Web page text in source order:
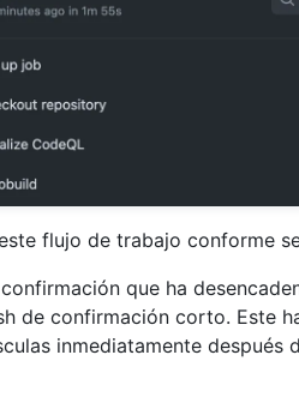
flujo de trabajo conforme
que ha
de confirmación corto. Este
inmediatamente después